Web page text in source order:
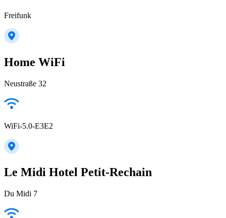
Freifunk
Home WiFi
Neustraße 32
WiFi-5.0-E3E2
Le Midi Hotel Petit-Rechain
Du Midi 7